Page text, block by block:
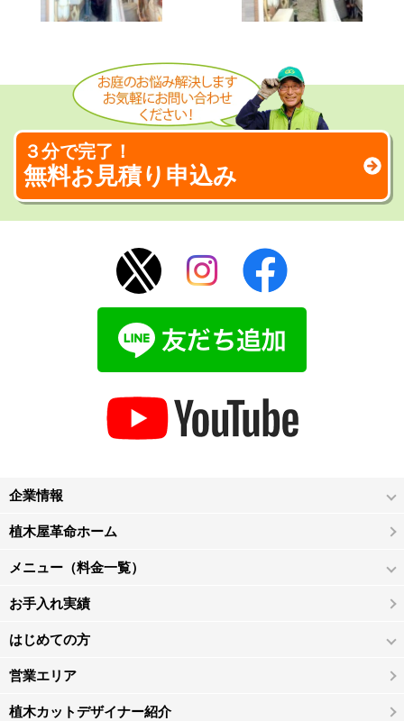
３分で完了！
無料お見積り申込み
企業情報
植木屋革命ホーム
メニュー（料金一覧）
お手入れ実績
はじめての方
営業エリア
植木カットデザイナー紹介